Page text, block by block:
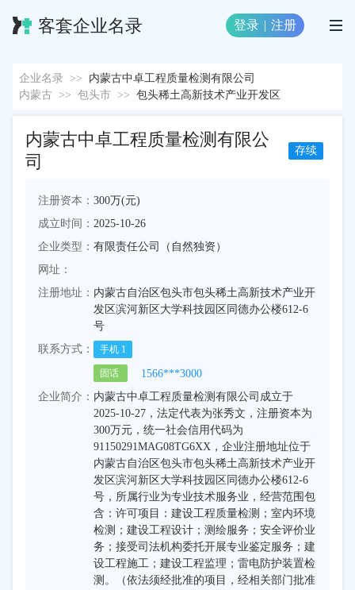
客套企业名录 登录 | 注册
企业名录 >>
内蒙古中卓工程质量检测有限公司
内蒙古 >> 包头市 >> 包头稀土高新技术产业开发区
内蒙古中卓工程质量检测有限公
司
存续
注册资本： 300万(元)
成立时间： 2025-10-26
企业类型： 有限责任公司（自然独资）
网址：
注册地址： 内蒙古自治区包头市包头稀土高新技术产业开
发区滨河新区大学科技园区同德办公楼612-6
号
联系方式：
手机 1
固话
1566***3000
企业简介： 内蒙古中卓工程质量检测有限公司成立于
2025-10-27，法定代表为张秀文，注册资本为
300万元，统一社会信用代码为
91150291MAG08TG6XX，企业注册地址位于
内蒙古自治区包头市包头稀土高新技术产业开
发区滨河新区大学科技园区同德办公楼612-6
号，所属行业为专业技术服务业，经营范围包
含：许可项目：建设工程质量检测；室内环境
检测；建设工程设计；测绘服务；安全评价业
务；接受司法机构委托开展专业鉴定服务；建
设工程施工；建设工程监理；雷电防护装置检
测。（依法须经批准的项目，经相关部门批准